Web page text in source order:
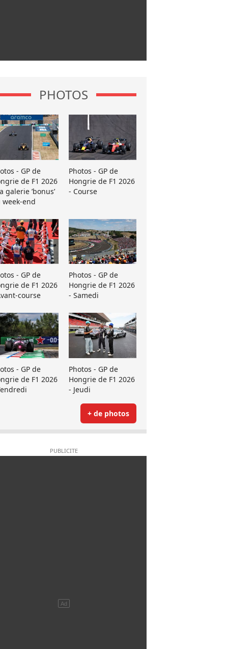
PHOTOS
- GP de
de F1 2026
galerie ’bonus’
week-end
Photos - GP de
Hongrie de F1 2026
- Course
- GP de
de F1 2026
course
Photos - GP de
Hongrie de F1 2026
- Samedi
- GP de
de F1 2026
Photos - GP de
Hongrie de F1 2026
- Jeudi
+ de photos